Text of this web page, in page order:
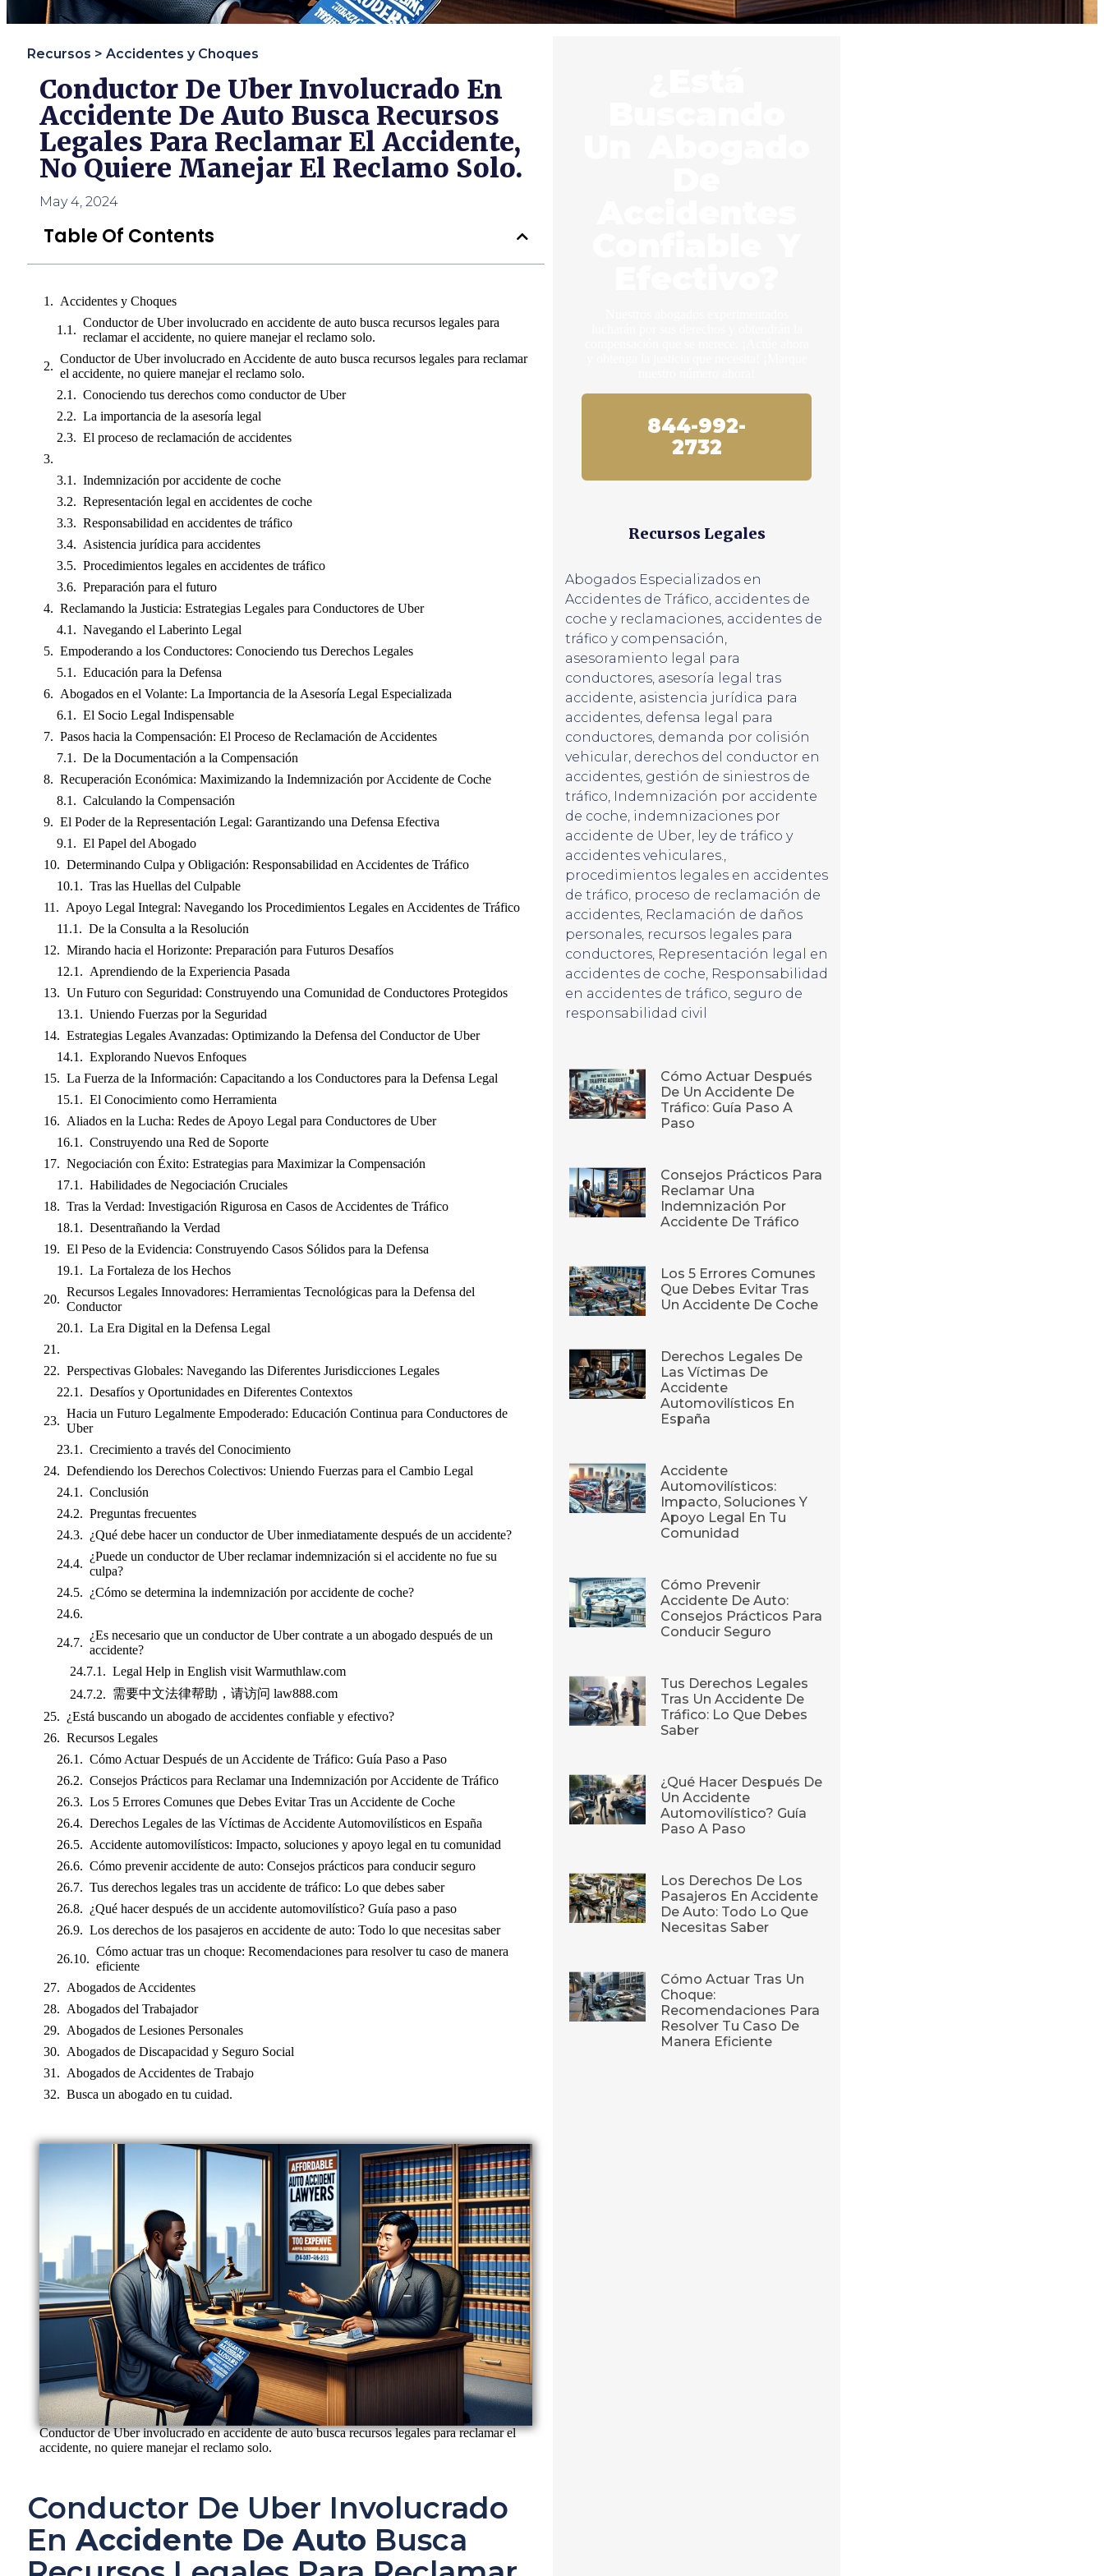
usando
un
Presione
Control-
accesibilidad.
Recursos > Accidentes y Choques
Conductor De Uber Involucrado En
Accidente De Auto Busca Recursos
Legales Para Reclamar El Accidente,
No Quiere Manejar El Reclamo Solo.
May 4, 2024
Table Of Contents
Accidentes y Choques
Conductor de Uber involucrado en accidente de auto busca recursos legales para
reclamar el accidente, no quiere manejar el reclamo solo.
Conductor de Uber involucrado en Accidente de auto busca recursos legales para reclamar
el accidente, no quiere manejar el reclamo solo.
Conociendo tus derechos como conductor de Uber
La importancia de la asesoría legal
El proceso de reclamación de accidentes
Indemnización por accidente de coche
Representación legal en accidentes de coche
Responsabilidad en accidentes de tráfico
Asistencia jurídica para accidentes
Procedimientos legales en accidentes de tráfico
Preparación para el futuro
Reclamando la Justicia: Estrategias Legales para Conductores de Uber
Navegando el Laberinto Legal
Empoderando a los Conductores: Conociendo tus Derechos Legales
Educación para la Defensa
Abogados en el Volante: La Importancia de la Asesoría Legal Especializada
El Socio Legal Indispensable
Pasos hacia la Compensación: El Proceso de Reclamación de Accidentes
De la Documentación a la Compensación
Recuperación Económica: Maximizando la Indemnización por Accidente de Coche
Calculando la Compensación
El Poder de la Representación Legal: Garantizando una Defensa Efectiva
El Papel del Abogado
Determinando Culpa y Obligación: Responsabilidad en Accidentes de Tráfico
Tras las Huellas del Culpable
Apoyo Legal Integral: Navegando los Procedimientos Legales en Accidentes de Tráfico
De la Consulta a la Resolución
Mirando hacia el Horizonte: Preparación para Futuros Desafíos
Aprendiendo de la Experiencia Pasada
Un Futuro con Seguridad: Construyendo una Comunidad de Conductores Protegidos
Uniendo Fuerzas por la Seguridad
Estrategias Legales Avanzadas: Optimizando la Defensa del Conductor de Uber
Explorando Nuevos Enfoques
La Fuerza de la Información: Capacitando a los Conductores para la Defensa Legal
El Conocimiento como Herramienta
Aliados en la Lucha: Redes de Apoyo Legal para Conductores de Uber
Construyendo una Red de Soporte
Negociación con Éxito: Estrategias para Maximizar la Compensación
Habilidades de Negociación Cruciales
Tras la Verdad: Investigación Rigurosa en Casos de Accidentes de Tráfico
Desentrañando la Verdad
El Peso de la Evidencia: Construyendo Casos Sólidos para la Defensa
La Fortaleza de los Hechos
Recursos Legales Innovadores: Herramientas Tecnológicas para la Defensa del
Conductor
La Era Digital en la Defensa Legal
Perspectivas Globales: Navegando las Diferentes Jurisdicciones Legales
Desafíos y Oportunidades en Diferentes Contextos
Hacia un Futuro Legalmente Empoderado: Educación Continua para Conductores de
Uber
Crecimiento a través del Conocimiento
Defendiendo los Derechos Colectivos: Uniendo Fuerzas para el Cambio Legal
Conclusión
Preguntas frecuentes
¿Qué debe hacer un conductor de Uber inmediatamente después de un accidente?
¿Puede un conductor de Uber reclamar indemnización si el accidente no fue su
culpa?
¿Cómo se determina la indemnización por accidente de coche?
¿Es necesario que un conductor de Uber contrate a un abogado después de un
accidente?
Legal Help in English visit Warmuthlaw.com
需要中文法律帮助，请访问 law888.com
¿Está buscando un abogado de accidentes confiable y efectivo?
Recursos Legales
Cómo Actuar Después de un Accidente de Tráfico: Guía Paso a Paso
Consejos Prácticos para Reclamar una Indemnización por Accidente de Tráfico
Los 5 Errores Comunes que Debes Evitar Tras un Accidente de Coche
Derechos Legales de las Víctimas de Accidente Automovilísticos en España
Accidente automovilísticos: Impacto, soluciones y apoyo legal en tu comunidad
Cómo prevenir accidente de auto: Consejos prácticos para conducir seguro
Tus derechos legales tras un accidente de tráfico: Lo que debes saber
¿Qué hacer después de un accidente automovilístico? Guía paso a paso
Los derechos de los pasajeros en accidente de auto: Todo lo que necesitas saber
Cómo actuar tras un choque: Recomendaciones para resolver tu caso de manera
eficiente
Abogados de Accidentes
Abogados del Trabajador
Abogados de Lesiones Personales
Abogados de Discapacidad y Seguro Social
Abogados de Accidentes de Trabajo
Busca un abogado en tu cuidad.
Conductor de Uber involucrado en accidente de auto busca recursos legales para reclamar el
accidente, no quiere manejar el reclamo solo.
Conductor De Uber Involucrado
En Accidente De Auto Busca
844-992-
2732
Recursos Legales
Abogados Especializados en
Accidentes de Tráfico, accidentes de
coche y reclamaciones, accidentes de
tráfico y compensación,
asesoramiento legal para
conductores, asesoría legal tras
accidente, asistencia jurídica para
accidentes, defensa legal para
conductores, demanda por colisión
vehicular, derechos del conductor en
accidentes, gestión de siniestros de
tráfico, Indemnización por accidente
de coche, indemnizaciones por
accidente de Uber, ley de tráfico y
accidentes vehiculares.,
procedimientos legales en accidentes
de tráfico, proceso de reclamación de
accidentes, Reclamación de daños
personales, recursos legales para
conductores, Representación legal en
accidentes de coche, Responsabilidad
en accidentes de tráfico, seguro de
responsabilidad civil
Cómo Actuar Después
De Un Accidente De
Tráfico: Guía Paso A
Paso
Consejos Prácticos Para
Reclamar Una
Indemnización Por
Accidente De Tráfico
Los 5 Errores Comunes
Que Debes Evitar Tras
Un Accidente De Coche
Derechos Legales De
Las Víctimas De
Accidente
Automovilísticos En
España
Accidente
Automovilísticos:
Impacto, Soluciones Y
Apoyo Legal En Tu
Comunidad
Cómo Prevenir
Accidente De Auto:
Consejos Prácticos Para
Conducir Seguro
Tus Derechos Legales
Tras Un Accidente De
Tráfico: Lo Que Debes
Saber
¿Qué Hacer Después De
Un Accidente
Automovilístico? Guía
Paso A Paso
Los Derechos De Los
Pasajeros En Accidente
De Auto: Todo Lo Que
Necesitas Saber
Cómo Actuar Tras Un
Choque:
Recomendaciones Para
Resolver Tu Caso De
Manera Eficiente